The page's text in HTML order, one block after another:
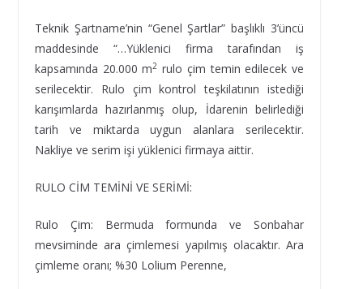
Teknik Şartname’nin “Genel Şartlar” başlıklı 3’üncü
maddesinde “…Yüklenici firma tarafından iş
kapsamında 20.000 m2 rulo çim temin edilecek ve
serilecektir. Rulo çim kontrol teşkilatının istediği
karışımlarda hazırlanmış olup, İdarenin belirlediği
tarih ve miktarda uygun alanlara serilecektir.
Nakliye ve serim işi yüklenici firmaya aittir.
RULO CİM TEMİNİ VE SERİMİ:
Rulo Çim: Bermuda formunda ve Sonbahar
mevsiminde ara çimlemesi yapılmış olacaktır. Ara
çimleme oranı; %30 Lolium Perenne,